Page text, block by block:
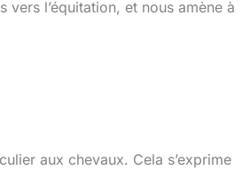
l’équitation, et nous amène à
aux chevaux. Cela s’exprime